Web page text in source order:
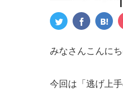
みなさんこんにち
今回は「逃げ上